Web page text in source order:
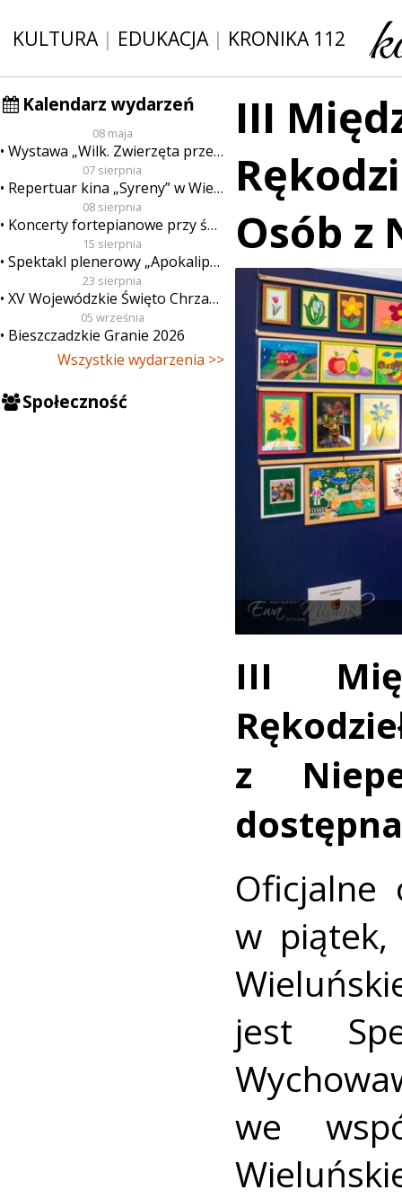
KULTURA| EDUKACJA| KRONIKA 112
Kalendarz wydarzeń
08 maja
Wystawa „Wilk. Zwierzęta przeklęte”
07 sierpnia
Repertuar kina „Syreny” w Wieluniu w dn. od 7 do 13 sierpnia
08 sierpnia
Koncerty fortepianowe przy świecach
15 sierpnia
Spektakl plenerowy „Apokalipsa”
23 sierpnia
XV Wojewódzkie Święto Chrzanu
05 września
Bieszczadzkie Granie 2026
Wszystkie wydarzenia >>
Społeczność
III
Osób z
III
z
Oficjalne
w
jest
we